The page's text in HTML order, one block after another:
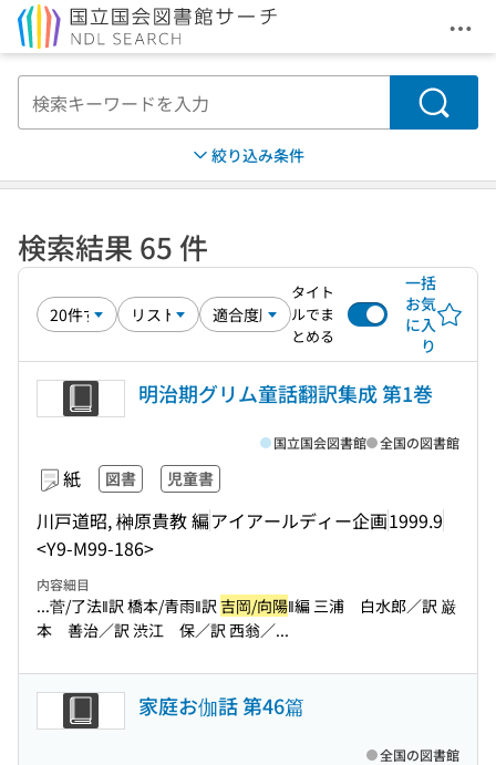
メ
検索
絞り込み条件
検索結果 65 件
タイト
ルでま
とめる
一括
お気
に入
り
明治期グリム童話翻訳集成 第1巻
紙 図書 児童書
川戸道昭, 榊原貴教 編アイアールディー企画1999.9
<Y9-M99-186>
国立国会図書館 全国の図書館
内容細目
...菅/了法‖訳 橋本/青雨‖訳 吉岡/向陽‖編 三浦 白水郎／訳 巌
本 善治／訳 渋江 保／訳 西翁／...
家庭お伽話 第46篇
全国の図書館